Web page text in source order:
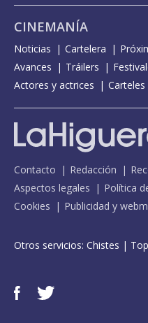
CINEMANÍA
Noticias Cartelera
Avances
Tráilers
Actores y actrices
Carteles
Contacto Redacción
Aspectos legales
Política
Cookies
Publicidad y
Otros servicios: Chistes |